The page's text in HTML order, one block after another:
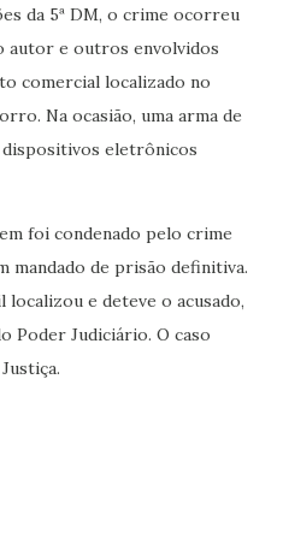
da 5ª DM, o crime ocorreu
autor e outros envolvidos
comercial localizado no
Na ocasião, uma arma de
eletrônicos
foi condenado pelo crime
mandado de prisão definitiva.
localizou e deteve o acusado,
Poder Judiciário. O caso